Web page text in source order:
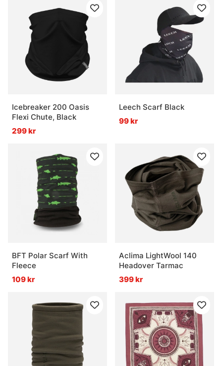
Icebreaker 200 Oasis
Flexi Chute, Black
299 kr
Leech Scarf Black
99 kr
BFT Polar Scarf With
Fleece
109 kr
Aclima LightWool 140
Headover Tarmac
399 kr